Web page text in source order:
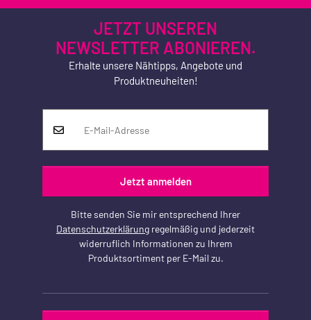
JETZT UNSEREN
NEWSLETTER ABONIEREN.
Erhalte unsere Nähtipps, Angebote und
Produktneuheiten!
Jetzt anmelden
Bitte senden Sie mir entsprechend Ihrer
Datenschutzerklärung regelmäßig und jederzeit
widerruflich Informationen zu Ihrem
Produktsortiment per E-Mail zu.